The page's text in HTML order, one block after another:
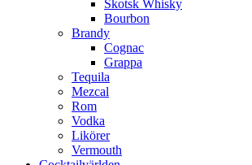
Skotsk Whisky
Bourbon
Brandy
Cognac
Grappa
Tequila
Mezcal
Rom
Vodka
Likörer
Vermouth